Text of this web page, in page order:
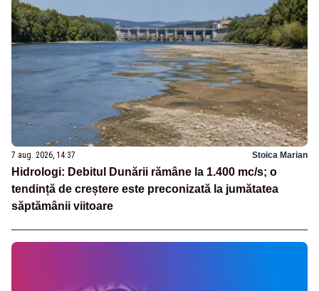
7 aug. 2026, 14:37 Stoica Marian
Hidrologi: Debitul Dunării rămâne la 1.400 mc/s; o
tendință de creștere este preconizată la jumătatea
săptămânii viitoare